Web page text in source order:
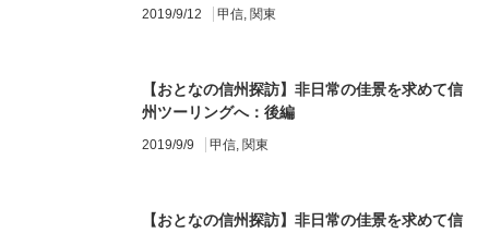
2019/9/12 甲信, 関東
【おとなの信州探訪】非日常の佳景を求めて信
州ツーリングへ：後編
2019/9/9 甲信, 関東
【おとなの信州探訪】非日常の佳景を求めて信